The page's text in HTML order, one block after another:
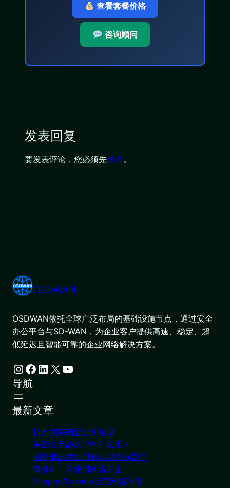
查看套餐价格
咨询顾问
发表回复
要发表评论，您必须先登录。
OSDWAN
OSDWAN依托全球广泛布局的基础设施节点，通过安全
办公平台与SD-WAN，为企业客户提供高速、稳定、超
低延迟且智能可靠的企业网络解决方案。
Instagram Facebook LinkedIn X YouTube
导航
最新文章
杭州到东南亚公司组网
美国住宅静态IP有什么用？
制造业出海如何解决网络问题？
海外AI工具使用网络方案
Shopee/Lazada运营网络环境